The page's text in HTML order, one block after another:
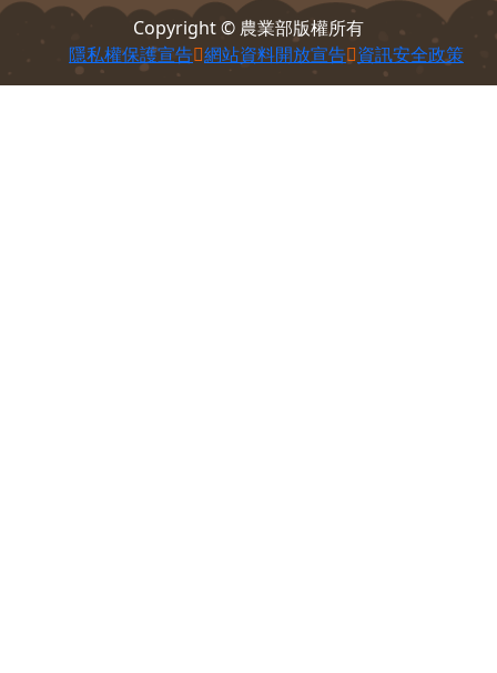
Copyright © 農業部版權所有
隱私權保護宣告 網站資料開放宣告 資訊安全政策